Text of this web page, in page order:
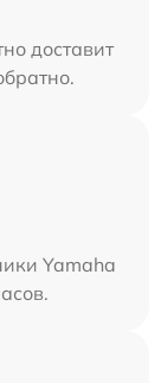
доставит
Yamaha